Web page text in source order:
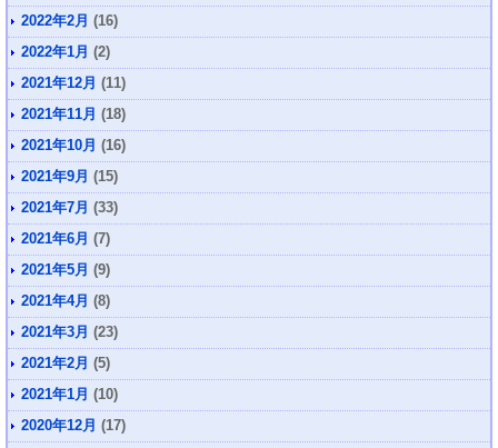
2022年2月 (16)
2022年1月 (2)
2021年12月 (11)
2021年11月 (18)
2021年10月 (16)
2021年9月 (15)
2021年7月 (33)
2021年6月 (7)
2021年5月 (9)
2021年4月 (8)
2021年3月 (23)
2021年2月 (5)
2021年1月 (10)
2020年12月 (17)